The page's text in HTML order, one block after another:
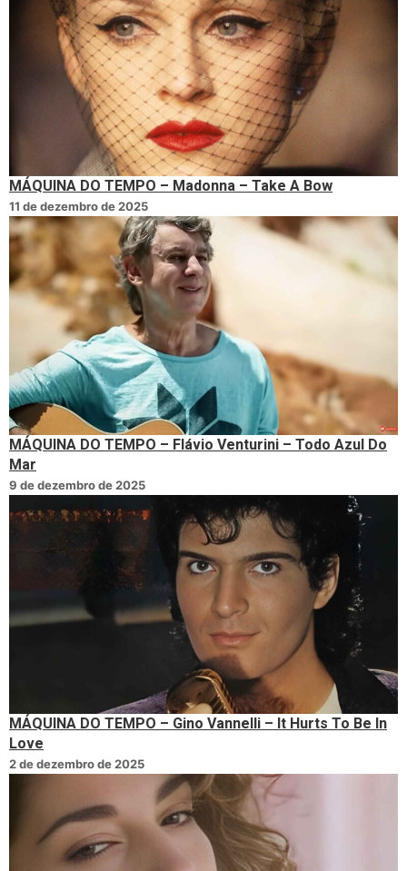
MÁQUINA DO TEMPO – Madonna – Take A Bow
11 de dezembro de 2025
MÁQUINA DO TEMPO – Flávio Venturini – Todo Azul Do
Mar
9 de dezembro de 2025
MÁQUINA DO TEMPO – Gino Vannelli – It Hurts To Be In
Love
2 de dezembro de 2025